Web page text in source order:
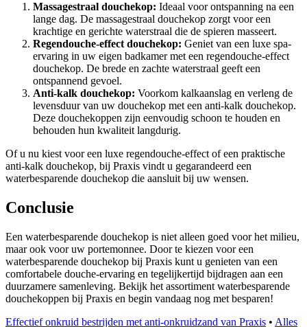
Massagestraal douchekop: Ideaal voor ontspanning na een
lange dag. De massagestraal douchekop zorgt voor een
krachtige en gerichte waterstraal die de spieren masseert.
Regendouche-effect douchekop: Geniet van een luxe spa-
ervaring in uw eigen badkamer met een regendouche-effect
douchekop. De brede en zachte waterstraal geeft een
ontspannend gevoel.
Anti-kalk douchekop: Voorkom kalkaanslag en verleng de
levensduur van uw douchekop met een anti-kalk douchekop.
Deze douchekoppen zijn eenvoudig schoon te houden en
behouden hun kwaliteit langdurig.
Of u nu kiest voor een luxe regendouche-effect of een praktische
anti-kalk douchekop, bij Praxis vindt u gegarandeerd een
waterbesparende douchekop die aansluit bij uw wensen.
Conclusie
Een waterbesparende douchekop is niet alleen goed voor het milieu,
maar ook voor uw portemonnee. Door te kiezen voor een
waterbesparende douchekop bij Praxis kunt u genieten van een
comfortabele douche-ervaring en tegelijkertijd bijdragen aan een
duurzamere samenleving. Bekijk het assortiment waterbesparende
douchekoppen bij Praxis en begin vandaag nog met besparen!
Effectief onkruid bestrijden met anti-onkruidzand van Praxis • Alles